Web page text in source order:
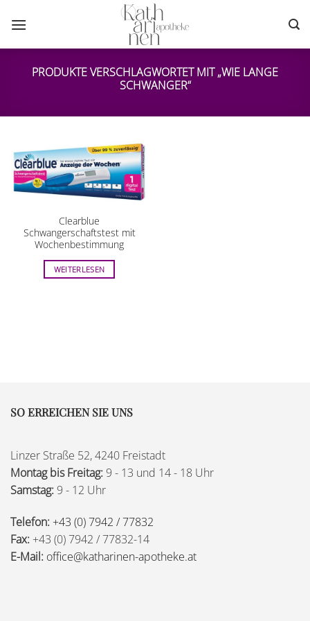
Inhalt
PRODUKTE VERSCHLAGWORTET MIT „WIE LANGE
SCHWANGER“
Clearblue
Schwangerschaftstest mit
Wochenbestimmung
WEITERLESEN
SO ERREICHEN SIE UNS
Linzer Straße 52, 4240 Freistadt
Montag bis Freitag: 9 - 13 und 14 - 18 Uhr
Samstag: 9 - 12 Uhr
Telefon: +43 (0) 7942 / 77832
Fax: +43 (0) 7942 / 77832-14
E-Mail: office@katharinen-apotheke.at